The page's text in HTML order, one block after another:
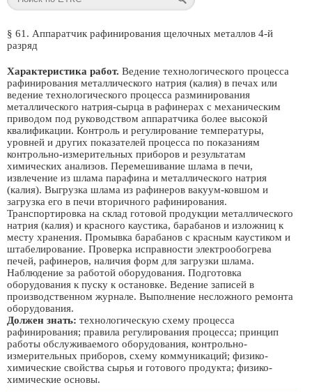
§ 61. Аппаратчик рафинирования щелочных металлов 4-й
разряд
Характеристика работ. Ведение технологического процесса
рафинирования металлического натрия (калия) в печах или
ведение технологического процесса разминирования
металлического натрия-сырца в рафинерах с механическим
приводом под руководством аппаратчика более высокой
квалификации. Контроль и регулирование температуры,
уровней и других показателей процесса по показаниям
контрольно-измерительных приборов и результатам
химических анализов. Перемешивание шлама в печи,
извлечение из шлама парафина и металлического натрия
(калия). Выгрузка шлама из рафинеров вакуум-ковшом и
загрузка его в печи вторичного рафинирования.
Транспортировка на склад готовой продукции металлического
натрия (калия) и красного каустика, барабанов и изложниц к
месту хранения. Промывка барабанов с красным каустиком и
штабелирование. Проверка исправности электрообогрева
печей, рафинеров, наличия форм для загрузки шлама.
Наблюдение за работой оборудования. Подготовка
оборудования к пуску к остановке. Ведение записей в
производственном журнале. Выполнение несложного ремонта
оборудования.
Должен знать: технологическую схему процесса
рафинирования; правила регулирования процесса; принцип
работы обслуживаемого оборудования, контрольно-
измерительных приборов, схему коммуникаций; физико-
химические свойства сырья и готового продукта; физико-
химические основы.